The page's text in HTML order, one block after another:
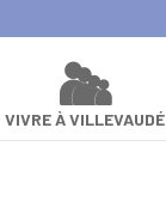
VIVRE À VILLEVAUDÉ